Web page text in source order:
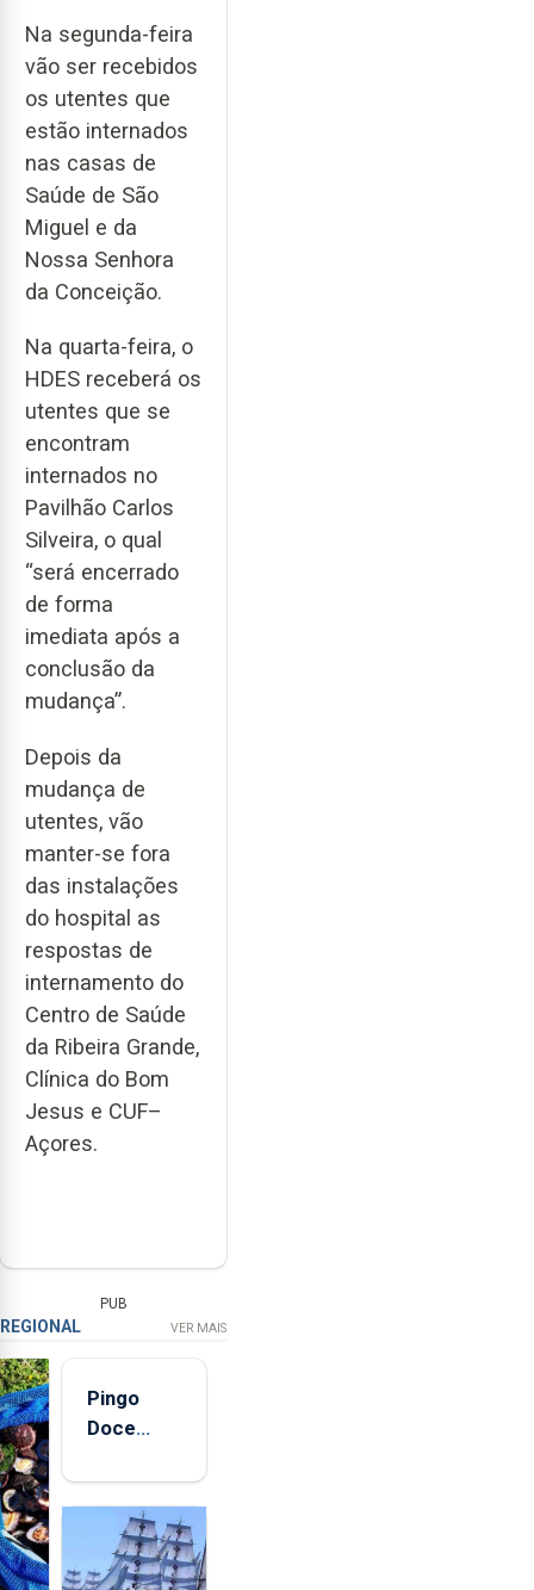
Na segunda-feira
vão ser recebidos
os utentes que
estão internados
nas casas de
Saúde de São
Miguel e da
Nossa Senhora
da Conceição.
Na quarta-feira, o
HDES receberá os
utentes que se
encontram
internados no
Pavilhão Carlos
Silveira, o qual
“será encerrado
de forma
imediata após a
conclusão da
mudança”.
Depois da
mudança de
utentes, vão
manter-se fora
das instalações
do hospital as
respostas de
internamento do
Centro de Saúde
da Ribeira Grande,
Clínica do Bom
Jesus e CUF–
Açores.
PUB
REGIONAL VER MAIS
Pingo
Doce
quinta-
feira nova
loja em
São